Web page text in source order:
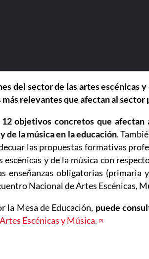
del sector de las artes escénicas
relevantes que afectan al sector
12 objetivos concretos que
de la música en la educación.
las propuestas formativas
y de la música con
enseñanzas obligatorias
Nacional de Artes Escénicas,
la Mesa de Educación, puede
Escénicas y Música.